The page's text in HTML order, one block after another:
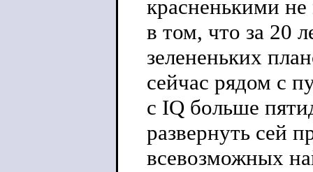
красненькими
в том, что за 20
зелененьких
сейчас рядом с
с IQ больше
развернуть сей
всевозможных